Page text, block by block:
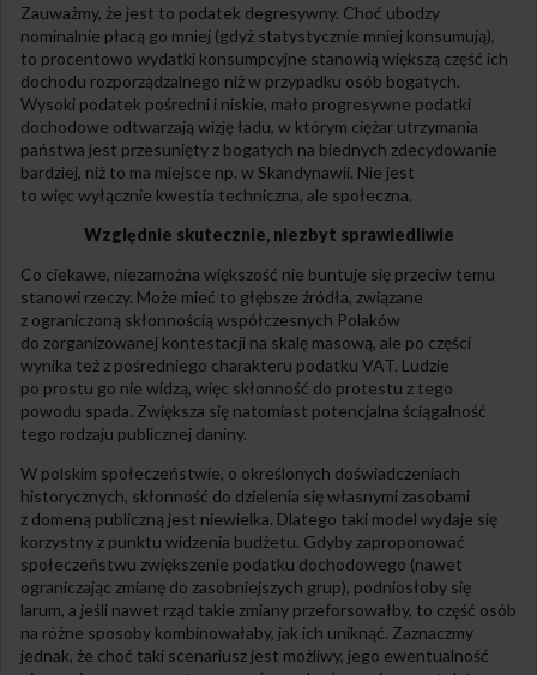
Zauważmy, że jest to podatek degresywny. Choć ubodzy
nominalnie płacą go mniej (gdyż statystycznie mniej konsumują),
to procentowo wydatki konsumpcyjne stanowią większą część ich
dochodu rozporządzalnego niż w przypadku osób bogatych.
Wysoki podatek pośredni i niskie, mało progresywne podatki
dochodowe odtwarzają wizję ładu, w którym ciężar utrzymania
państwa jest przesunięty z bogatych na biednych zdecydowanie
bardziej, niż to ma miejsce np. w Skandynawii. Nie jest
to więc wyłącznie kwestia techniczna, ale społeczna.
Względnie skutecznie, niezbyt sprawiedliwie
Co ciekawe, niezamożna większość nie buntuje się przeciw temu
stanowi rzeczy. Może mieć to głębsze źródła, związane
z ograniczoną skłonnością współczesnych Polaków
do zorganizowanej kontestacji na skalę masową, ale po części
wynika też z pośredniego charakteru podatku VAT. Ludzie
po prostu go nie widzą, więc skłonność do protestu z tego
powodu spada. Zwiększa się natomiast potencjalna ściągalność
tego rodzaju publicznej daniny.
W polskim społeczeństwie, o określonych doświadczeniach
historycznych, skłonność do dzielenia się własnymi zasobami
z domeną publiczną jest niewielka. Dlatego taki model wydaje się
korzystny z punktu widzenia budżetu. Gdyby zaproponować
społeczeństwu zwiększenie podatku dochodowego (nawet
ograniczając zmianę do zasobniejszych grup), podniosłoby się
larum, a jeśli nawet rząd takie zmiany przeforsowałby, to część osób
na różne sposoby kombinowałaby, jak ich uniknąć. Zaznaczmy
jednak, że choć taki scenariusz jest możliwy, jego ewentualność